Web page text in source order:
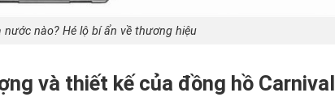
nào? Hé lộ bí ẩn về thương hiệu
và thiết kế của đồng hồ Carnival